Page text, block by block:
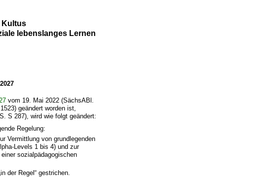
Kultus
lebenslanges Lernen
vom 19. Mai 2022 (SächsABl.
geändert worden ist,
S 287), wird wie folgt geändert:
Regelung:
Vermittlung von grundlegenden
Levels 1 bis 4) und zur
sozialpädagogischen
der Regel“ gestrichen.